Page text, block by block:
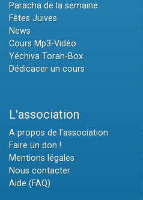
Paracha de la semaine
Fêtes Juives
News
Cours Mp3-Vidéo
Yéchiva Torah-Box
Dédicacer un cours
L'association
A propos de l'association
Faire un don !
Mentions légales
Nous contacter
Aide (FAQ)